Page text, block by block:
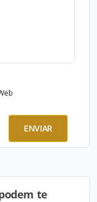
ENVIAR
te